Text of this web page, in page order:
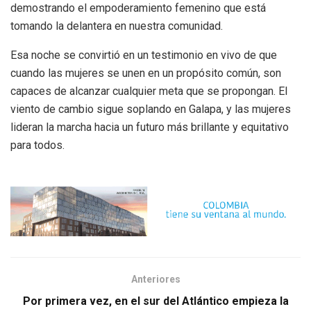
demostrando el empoderamiento femenino que está
tomando la delantera en nuestra comunidad.
Esa noche se convirtió en un testimonio en vivo de que
cuando las mujeres se unen en un propósito común, son
capaces de alcanzar cualquier meta que se propongan. El
viento de cambio sigue soplando en Galapa, y las mujeres
lideran la marcha hacia un futuro más brillante y equitativo
para todos.
Anteriores
Por primera vez, en el sur del Atlántico empieza la